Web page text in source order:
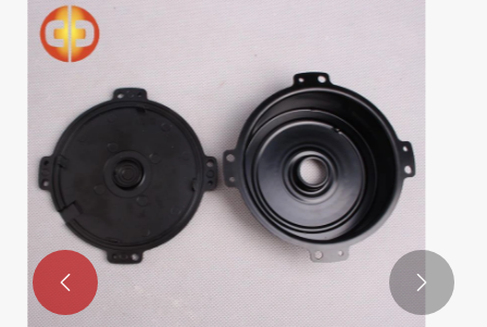
مهر زنی انگشتر پارت
بیشتر ببینید >>
 